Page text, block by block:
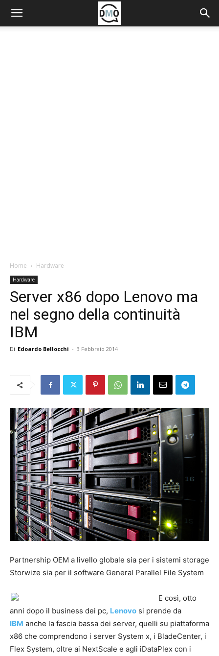
Home Hardware
Hardware
Server x86 dopo Lenovo ma
nel segno della continuità
IBM
Di Edoardo Bellocchi - 3 Febbraio 2014
Partnership OEM a livello globale sia per i sistemi storage
Storwize sia per il software General Parallel File System
E così, otto
anni dopo il business dei pc, Lenovo si prende da
IBM anche la fascia bassa dei server, quelli su piattaforma
x86 che comprendono i server System x, i BladeCenter, i
Flex System, oltre ai NextScale e agli iDataPlex con i